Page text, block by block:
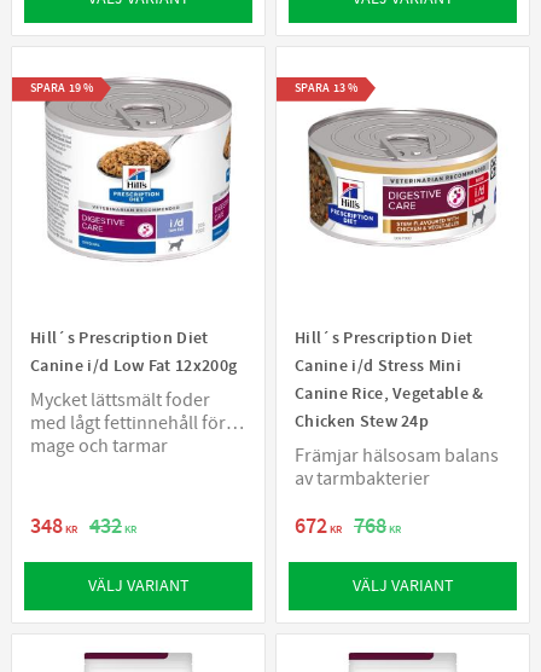
Hill´s Prescription Diet
Canine i/d Low Fat 12x200g
Mycket lättsmält foder
med lågt fettinnehåll för
mage och tarmar
348KR 432KR
SPARA 19%
VÄLJ VARIANT
Hill´s Prescription Diet
Canine i/d Stress Mini
Canine Rice, Vegetable &
Chicken Stew 24p
Främjar hälsosam balans
av tarmbakterier
672KR 768KR
SPARA 13%
VÄLJ VARIANT